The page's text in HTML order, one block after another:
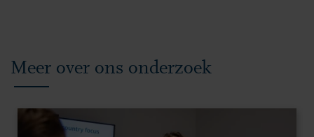
Meer over ons onderzoek